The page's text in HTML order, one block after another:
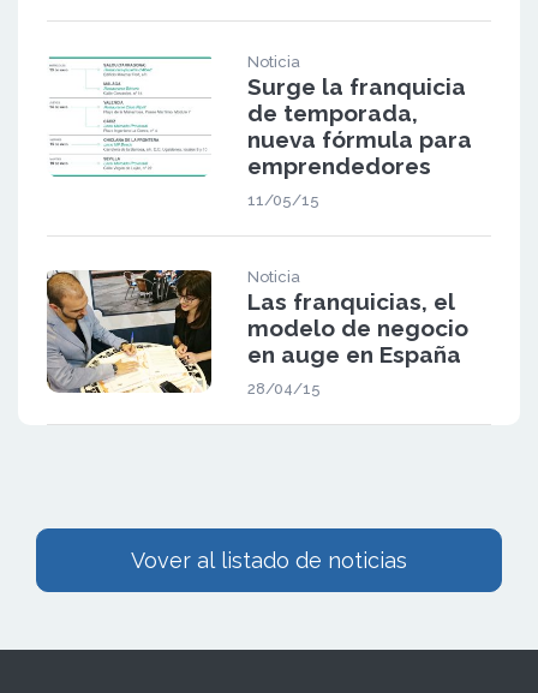
Noticia
Surge la franquicia
de temporada,
nueva fórmula para
emprendedores
11/05/15
Noticia
Las franquicias, el
modelo de negocio
en auge en España
28/04/15
Vover al listado de noticias